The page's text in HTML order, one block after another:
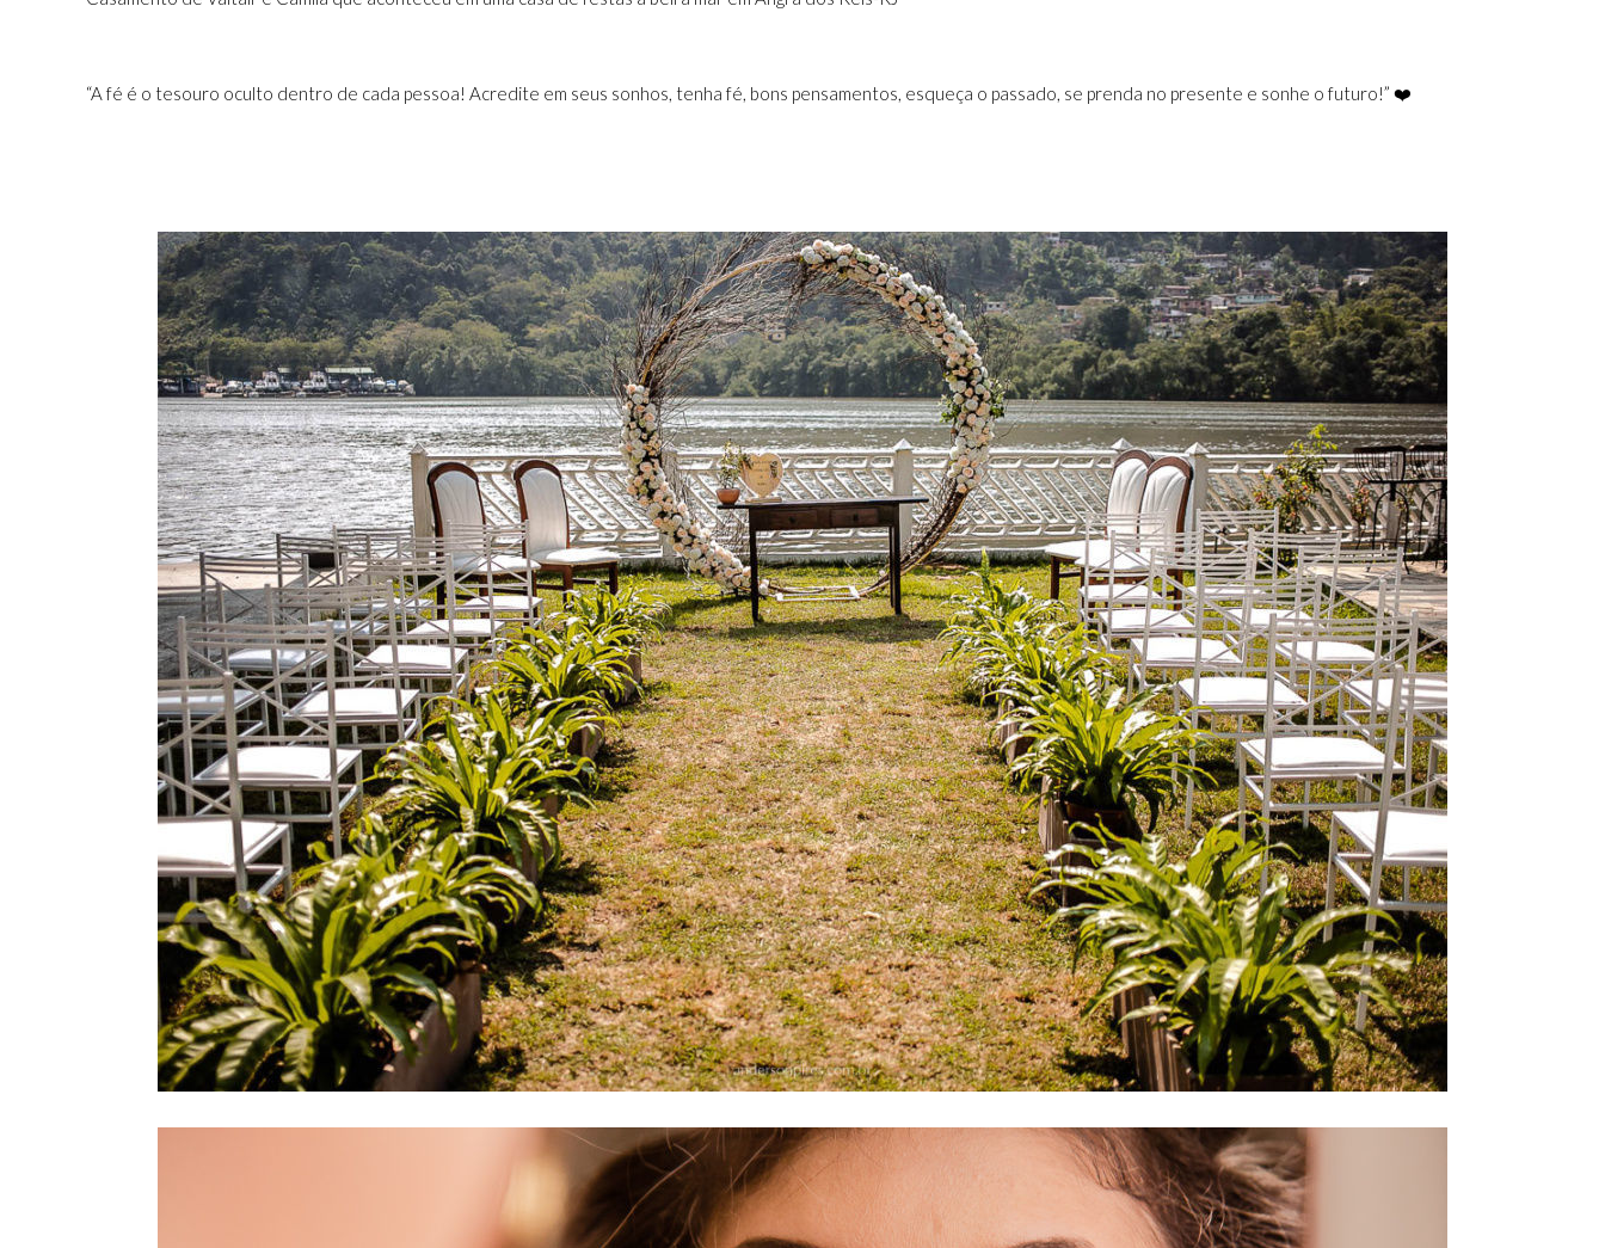
“A fé é o tesouro oculto dentro de cada pessoa! Acredite em seus sonhos, tenha fé, bons pensamentos, esqueça o passado, se prenda no presente e sonhe o futuro!” ❤️